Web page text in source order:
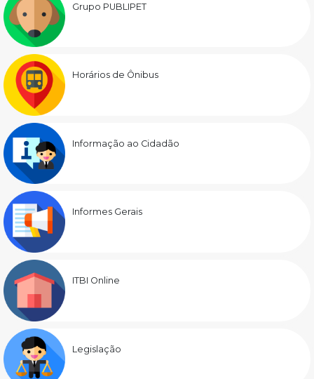
Grupo PUBLIPET
Horários de Ônibus
Informação ao Cidadão
Informes Gerais
ITBI Online
Legislação